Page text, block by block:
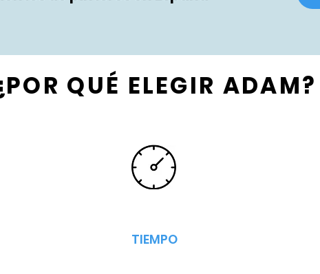
TIEMPO
QUÉ ELEGIR ADAM?